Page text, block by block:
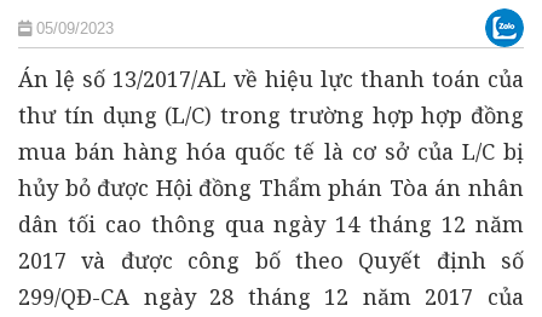
05/09/2023
Án lệ số 13/2017/AL về hiệu lực thanh toán của
thư tín dụng (L/C) trong trường hợp hợp đồng
mua bán hàng hóa quốc tế là cơ sở của L/C bị
hủy bỏ được Hội đồng Thẩm phán Tòa án nhân
dân tối cao thông qua ngày 14 tháng 12 năm
2017 và được công bố theo Quyết định số
299/QĐ-CA ngày 28 tháng 12 năm 2017 của